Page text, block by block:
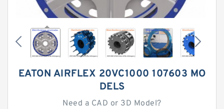
EATON AIRFLEX 20VC1000 107603 MO
DELS
Need a CAD or 3D Model?